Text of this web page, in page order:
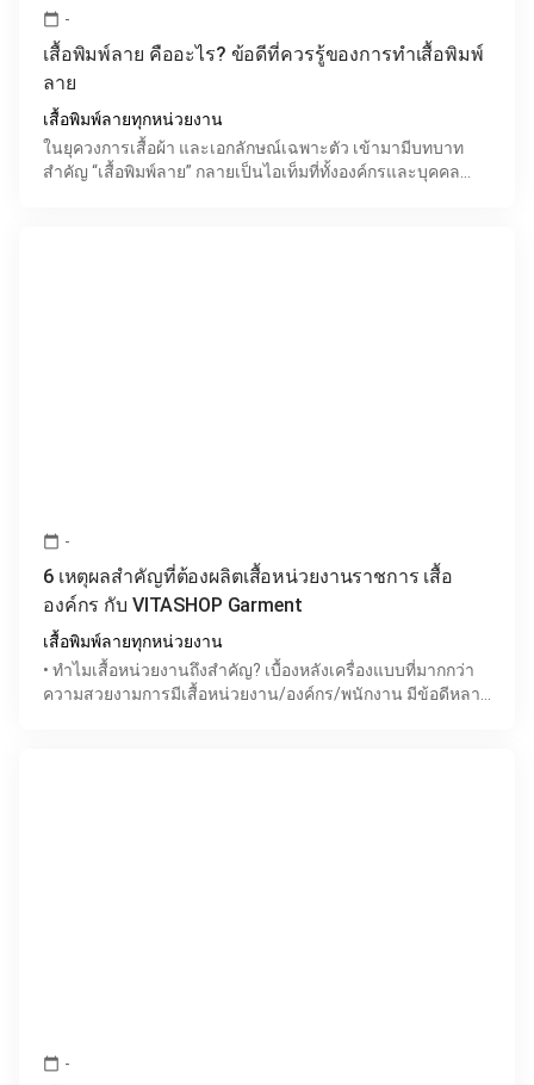
calendar_today -
เสื้อพิมพ์ลาย คืออะไร? ข้อดีที่ควรรู้ของการทำเสื้อพิมพ์
ลาย
เสื้อพิมพ์ลายทุกหน่วยงาน
ในยุควงการเสื้อผ้า และเอกลักษณ์เฉพาะตัว เข้ามามีบทบาท
สำคัญ “เสื้อพิมพ์ลาย” กลายเป็นไอเท็มที่ทั้งองค์กรและบุคคล
calendar_today -
6 เหตุผลสำคัญที่ต้องผลิตเสื้อหน่วยงานราชการ เสื้อ
องค์กร กับ VITASHOP Garment
เสื้อพิมพ์ลายทุกหน่วยงาน
• ทำไมเสื้อหน่วยงานถึงสำคัญ? เบื้องหลังเครื่องแบบที่มากกว่า
ความสวยงามการมีเสื้อหน่วยงาน/องค์กร/พนักงาน มีข้อดีหลาย
calendar_today -